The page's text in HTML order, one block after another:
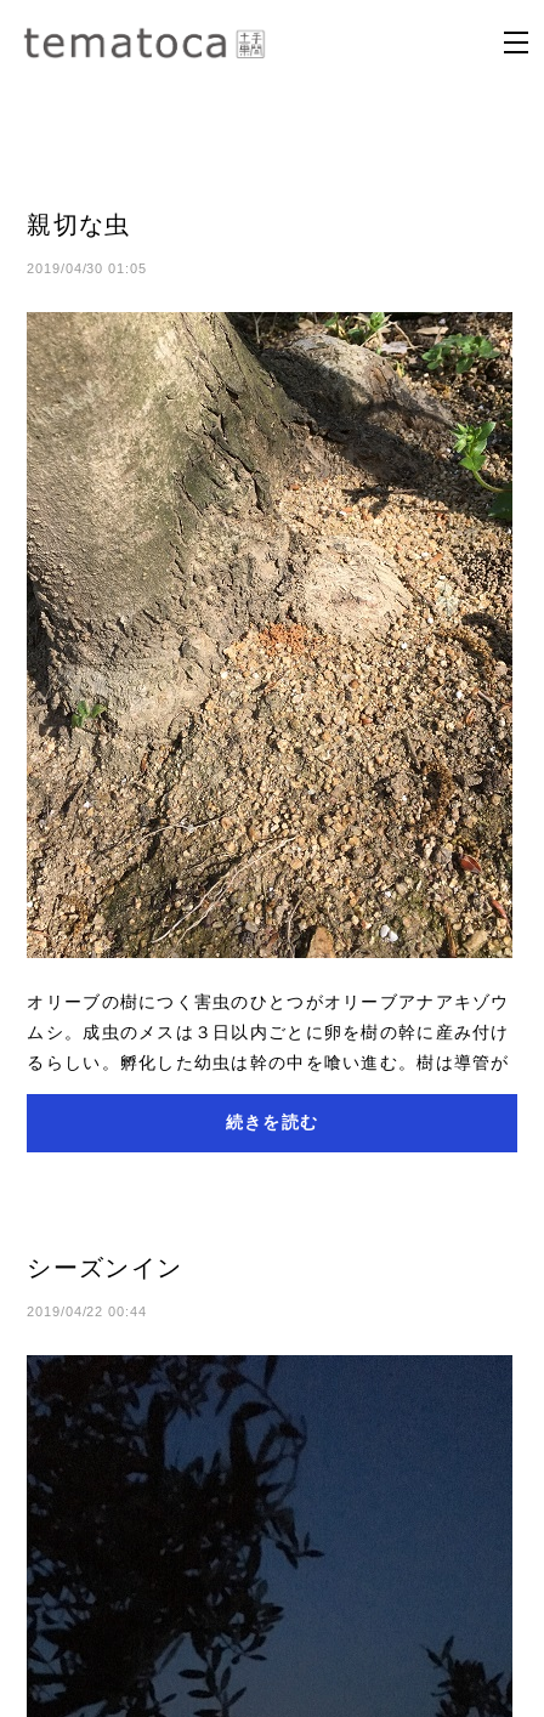
親切な虫
2019/04/30 01:05
オリーブの樹につく害虫のひとつがオリーブアナアキゾウ
ムシ。成虫のメスは３日以内ごとに卵を樹の幹に産み付け
るらしい。孵化した幼虫は幹の中を喰い進む。樹は導管が
断たれると根が吸い上げた水分や養分を枝葉...
続きを読む
シーズンイン
2019/04/22 00:44